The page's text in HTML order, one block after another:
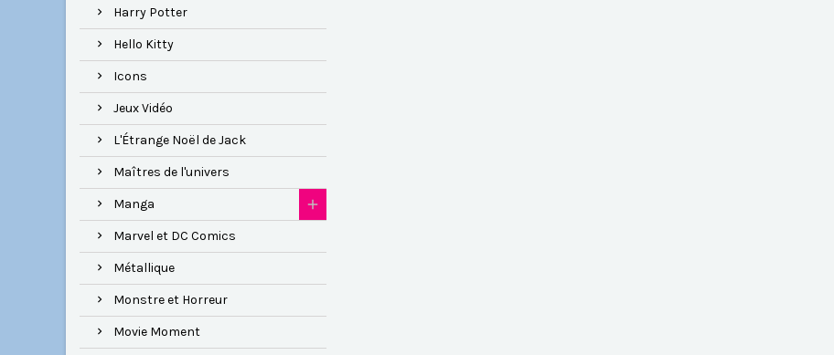
Harry Potter
Hello Kitty
Icons
Jeux Vidéo
L'Étrange Noël de Jack
Maîtres de l'univers
Manga
Marvel et DC Comics
Métallique
Monstre et Horreur
Movie Moment